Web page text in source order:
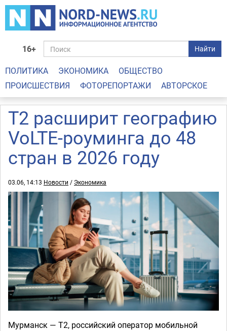
16+ Найти
ПОЛИТИКА ЭКОНОМИКА
ОБЩЕСТВО
ПРОИСШЕСТВИЯ
ФОТОРЕПОРТАЖИ АВТОРСКОЕ
Т2 расширит географию
VoLTE-роуминга до 48
стран в 2026 году
03.06, 14:13 Новости / Экономика
Мурманск — Т2, российский оператор мобильной